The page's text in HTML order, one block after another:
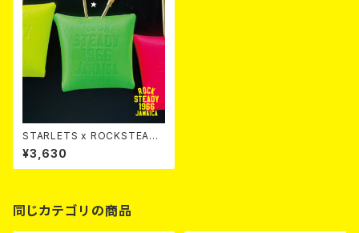
STARLETS x ROCKSTEADY
Mini Charm
¥3,630
同じカテゴリの商品